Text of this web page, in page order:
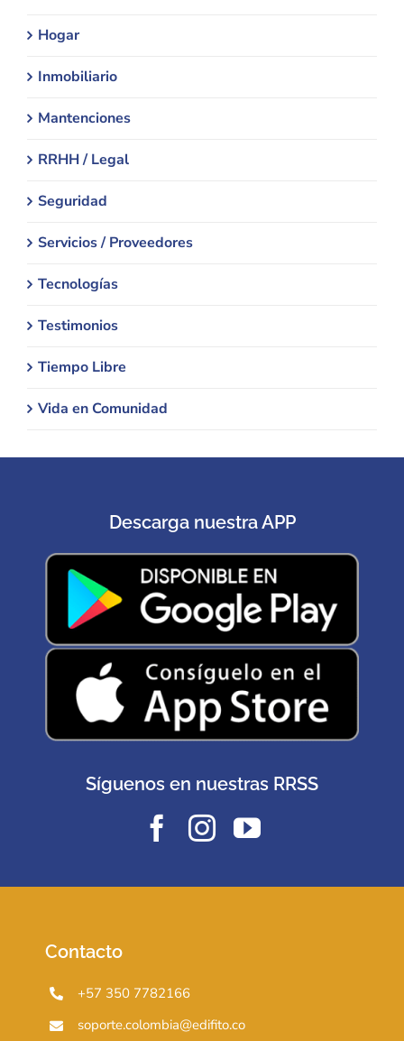
Hogar
Inmobiliario
Mantenciones
RRHH / Legal
Seguridad
Servicios / Proveedores
Tecnologías
Testimonios
Tiempo Libre
Vida en Comunidad
Descarga nuestra APP
Síguenos en nuestras RRSS
Contacto
+57 350 7782166
soporte.colombia@edifito.co